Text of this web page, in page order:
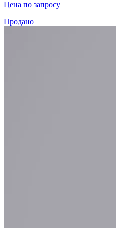
Цена по запросу
Продано